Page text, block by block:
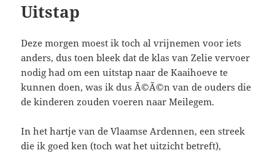
Uitstap
Deze morgen moest ik toch al vrijnemen voor iets
anders, dus toen bleek dat de klas van Zelie vervoer
nodig had om een uitstap naar de Kaaihoeve te
kunnen doen, was ik dus Ã©Ã©n van de ouders die
de kinderen zouden voeren naar Meilegem.
In het hartje van de Vlaamse Ardennen, een streek
die ik goed ken (toch wat het uitzicht betreft),